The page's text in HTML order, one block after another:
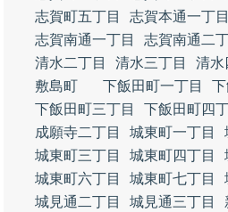
志賀町五丁目
志賀本通一丁目
志賀南通一丁目
志賀南通二
清水二丁目
清水三丁目 清水
敷島町
下飯田町一丁目
下飯田町三丁目
下飯田町四
成願寺二丁目
城東町一丁目
城東町三丁目
城東町四丁目
城東町六丁目
城東町七丁目
城見通二丁目
城見通三丁目